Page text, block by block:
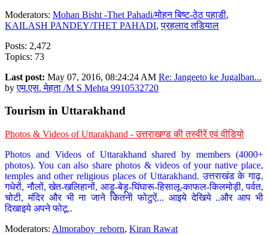
Moderators: Mohan Bisht -Thet Pahadi/मोहन बिष्ट-ठेठ पहाडी,
KAILASH PANDEY/THET PAHADI,प्रहलाद तडियाल
Posts: 2,472
Topics: 73
Last post: May 07, 2016, 08:24:24 AM Re: Jangeeto ke Jugalban...
byएम.एस. मेहता /M S Mehta 9910532720
Tourism in Uttarakhand
Photos & Videos of Uttarakhand - उत्तराखण्ड की तस्वीरें एवं वीडियो
Photos and Videos of Uttarakhand shared by members (4000+
photos). You can also share photos & videos of your native place,
temples and other religious places of Uttarakhand. उत्तराखंड के गाढ़,
गधेरों, नौलों, खेत-खलिहानों, आड़ू-बेड़ू-घिंघारू-हिसालू-काफल-किलमोड़ी, पर्वत,
चोटी, मंदिर और भी ना जाने कितनी फोटुऐं... आइये देखिये ..और आप भी
दिखाइये अपने फोटू..
Moderators: Almoraboy_reborn, Kiran Rawat